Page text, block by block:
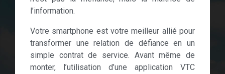
l’information.
Votre smartphone est votre meilleur allié pour
transformer une relation de défiance en un
simple contrat de service. Avant même de
monter, l’utilisation d’une application VTC